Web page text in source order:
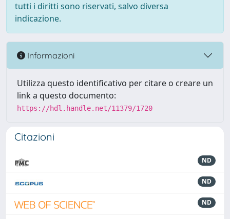
tutti i diritti sono riservati, salvo diversa
indicazione.
Informazioni
Utilizza questo identificativo per citare o creare un
link a questo documento:
https://hdl.handle.net/11379/1720
Citazioni
ND
ND
ND